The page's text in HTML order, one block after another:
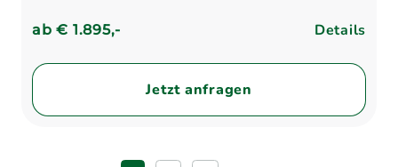
ab€ 1.895,- Details
Jetzt anfragen